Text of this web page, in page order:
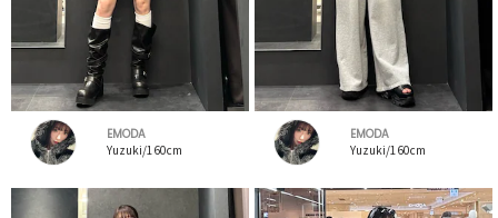
EMODA
Yuzuki/160cm
EMODA
Yuzuki/160cm